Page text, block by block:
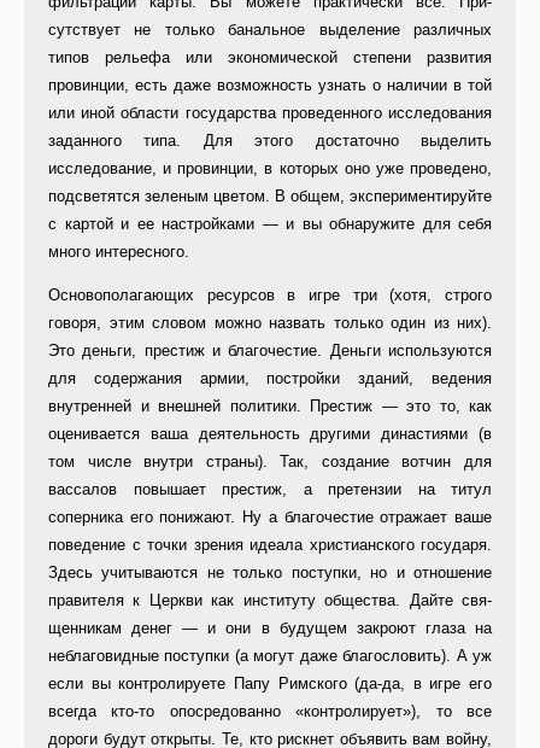
сутствует не только банальное выде­ление различных
типов рельефа или экономической степени развития
провинции, есть даже возможность узнать о наличии в той
или иной об­ласти государства проведенного ис­следования
заданного типа. Для это­го достаточно выделить
исследова­ние, и провинции, в которых оно уже проведено,
подсветятся зеленым цветом. В общем, экспериментируй­те
с картой и ее настройками — и вы обнаружите для себя
много интерес­ного.
Основополагающих ресурсов в иг­ре три (хотя, строго
говоря, этим словом можно назвать только один из них).
Это деньги, престиж и благо­честие. Деньги используются
для со­держания армии, постройки зданий, ведения
внутренней и внешней по­литики. Престиж — это то, как
оце­нивается ваша деятельность други­ми династиями (в
том числе внутри страны). Так, создание вотчин для
вассалов повышает престиж, а пре­тензии на титул
соперника его понижают. Ну а благочестие отражает ваше
поведение с точки зрения иде­ала христианского государя.
Здесь учитываются не только поступки, но и отношение
правителя к Церкви как институту общества. Дайте свя­
щенникам денег — и они в будущем закроют глаза на
неблаговидные по­ступки (а могут даже благословить). А уж
если вы контролируете Папу Римского (да-да, в игре его
всегда кто-то опосредованно «контролиру­ет»), то все
дороги будут открыты. Те, кто рискнет объявить вам войну,